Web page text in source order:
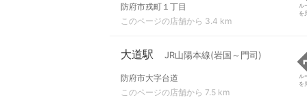
防府市戎町１丁目
このページの店舗から 3.4 km
ル
を
大道駅 JR山陽本線(岩国～門司)
防府市大字台道
このページの店舗から 7.5 km
ル
を